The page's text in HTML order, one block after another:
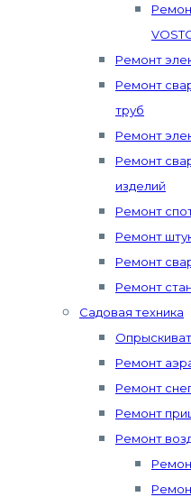
Ремонт
Ремонт
труб
Ремонт
Ремонт
изделий
Ремонт
Ремонт
Ремонт
Ремонт
Садовая техника
Ремонт
Ремонт
Ремонт
Ремонт